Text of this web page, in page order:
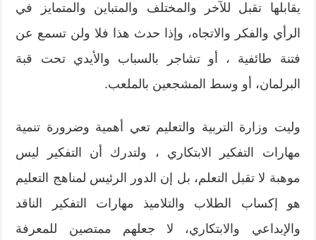
يقابلها تقبل للآخر والمختلف والمتباين والمتمايز في
الرأي والفكر والاتجاه، وإذا حدث هذا فلا ولن تسمع عن
فتنة طائفية ، أو تشاجر بالسباب والأيدي تحت قبة
البرلمان، أو وسط المشجعين بالملعب.
وليت وزارة التربية والتعليم تعي أهمية وضرورة تنمية
مهارات التفكير الابتكاري ، ولتدرك أن التفكير ليس
موهبة لا تقبل التعلم، بل إن الدور الرئيس لمناهج التعليم
هو إكساب الطلاب والتلاميذ مهارات التفكير الناقد
والإبداعي والابتكاري، لا جعلهم ممتصين للمعرفة